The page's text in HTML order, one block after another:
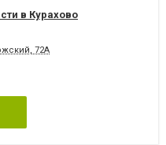
в Курахово
72А